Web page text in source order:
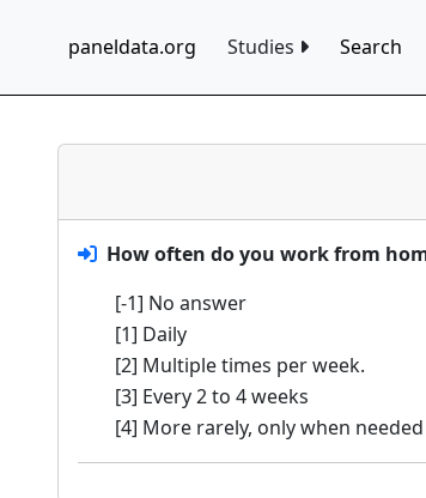
paneldata.org Studies Search
How often do you work from
[-1] No answer
[1] Daily
[2] Multiple times per week.
[3] Every 2 to 4 weeks
[4] More rarely, only when needed